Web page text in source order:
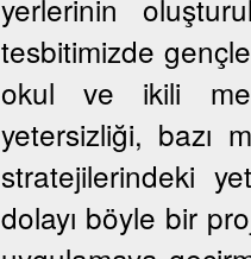
yerlerinin
tesbitimizde
okul ve ikili
yetersizliği, bazı
stratejilerindeki
dolayı böyle bir